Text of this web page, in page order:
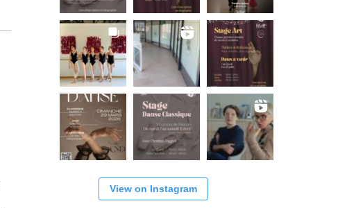
View on Instagram